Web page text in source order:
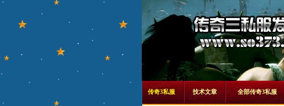
传奇3私服 技术文章 全部传奇3私服